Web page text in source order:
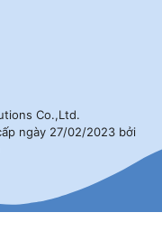
Co.,Ltd.
ngày 27/02/2023 bởi